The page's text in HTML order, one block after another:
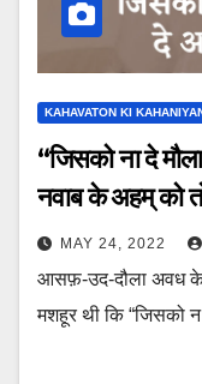
KAHAVATON KI
“जिसको ना दे
नवाब के अहम् को
MAY 24, 2022
आसफ़-उद-दौला अवध के
मशहूर थी कि “जिसको